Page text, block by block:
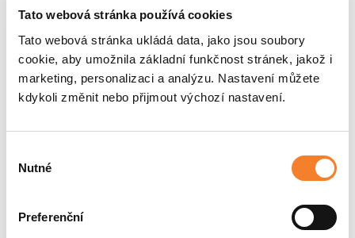
Tato webová stránka používá cookies
Tato webová stránka ukládá data, jako jsou soubory
cookie, aby umožnila základní funkčnost stránek, jakož i
marketing, personalizaci a analýzu. Nastavení můžete
kdykoli změnit nebo přijmout výchozí nastavení.
souhlasu
Nutné
Preferenční
Cementové silo
Hydraram